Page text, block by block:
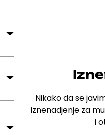
Nikako da se
iznenadjenje za
i